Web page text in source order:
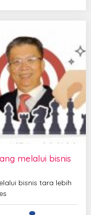
melalui bisnis
bisnis tara lebih